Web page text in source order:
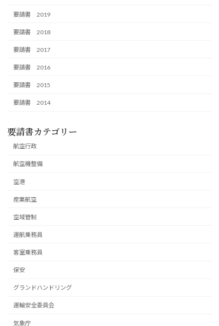
要請書 2019
要請書 2018
要請書 2017
要請書 2016
要請書 2015
要請書 2014
要請書カテゴリー
航空行政
航空機整備
空港
産業航空
空域管制
運航乗務員
客室乗務員
保安
グランドハンドリング
運輸安全委員会
気象庁